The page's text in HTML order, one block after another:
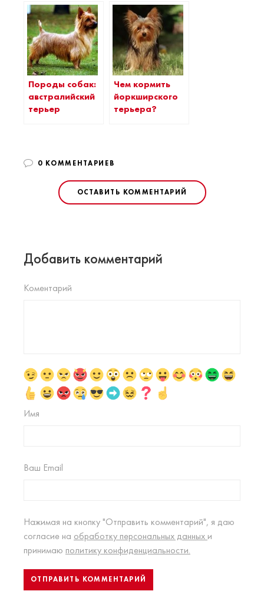
Породы собак:
австралийский
терьер
Чем кормить
йоркширского
терьера?
0 КОММЕНТАРИЕВ
ОСТАВИТЬ КОММЕНТАРИЙ
Добавить комментарий
Коментарий
Имя
Ваш Email
Нажимая на кнопку "Отправить комментарий", я даю
согласие на обработку персональных данных и
принимаю политику конфиденциальности.